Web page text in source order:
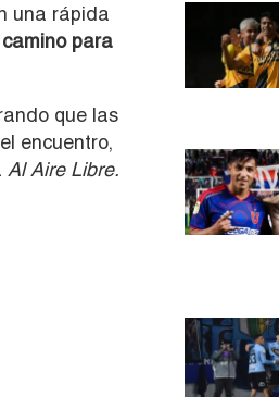
una rápida
para
que las
encuentro,
Al Aire Libre.